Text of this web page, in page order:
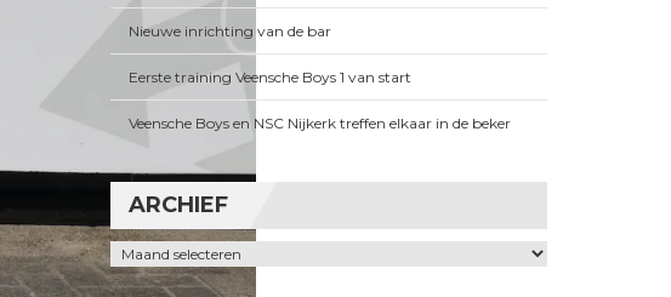
Nieuwe inrichting van de bar
Eerste training Veensche Boys 1 van start
Veensche Boys en NSC Nijkerk treffen elkaar in de beker
ARCHIEF
Archief